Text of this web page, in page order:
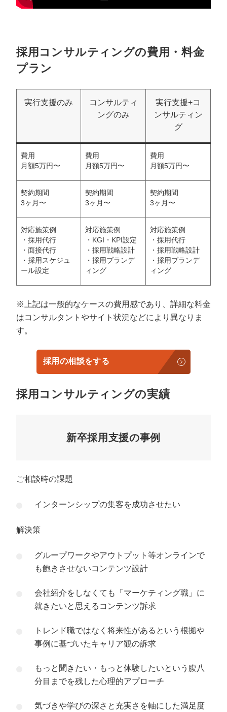
採用コンサルティングの費用・料金
プラン
実行支援のみ
コンサルティ
ングのみ
実行支援+コ
ンサルティン
グ
費用
月額5万円〜
費用
月額5万円〜
費用
月額5万円〜
契約期間
3ヶ月〜
契約期間
3ヶ月〜
契約期間
3ヶ月〜
対応施策例
・採用代行
・面接代行
・採用スケジュ
ール設定
対応施策例
・KGI・KPI設定
・採用戦略設計
・採用ブランデ
ィング
対応施策例
・採用代行
・採用戦略設計
・採用ブランデ
ィング
※上記は一般的なケースの費用感であり、詳細な料金
はコンサルタントやサイト状況などにより異なりま
す。
採用の相談をする
採用コンサルティングの実績
新卒採用支援の事例
ご相談時の課題
インターンシップの集客を成功させたい
解決策
グループワークやアウトプット等オンラインで
も飽きさせないコンテンツ設計
会社紹介をしなくても「マーケティング職」に
就きたいと思えるコンテンツ訴求
トレンド職ではなく将来性があるという根拠や
事例に基づいたキャリア観の訴求
もっと聞きたい・もっと体験したいという腹八
分目までを残した心理的アプローチ
気づきや学びの深さと充実さを軸にした満足度